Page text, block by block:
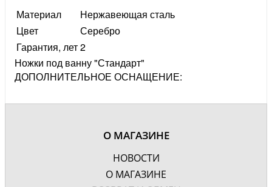
Материал
Нержавеющая сталь
Цвет
Серебро
Гарантия, лет2
Ножки под ванну "Стандарт"
ДОПОЛНИТЕЛЬНОЕ ОСНАЩЕНИЕ:
О МАГАЗИНЕ
НОВОСТИ
О МАГАЗИНЕ